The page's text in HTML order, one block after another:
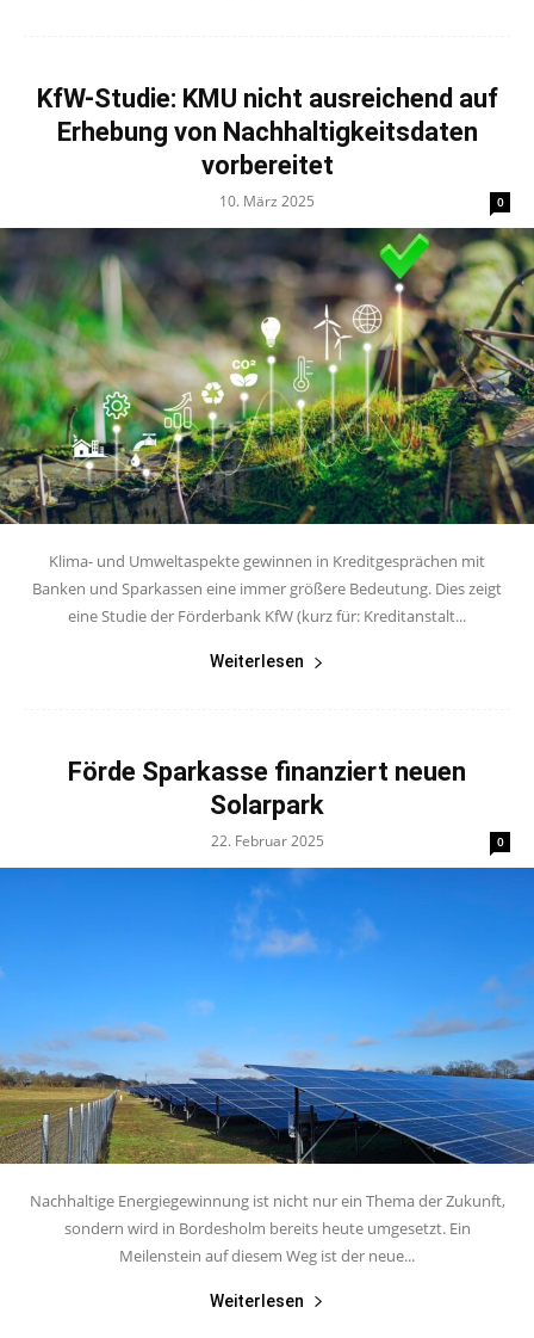
KfW-Studie: KMU nicht ausreichend auf
Erhebung von Nachhaltigkeitsdaten
vorbereitet
10. März 2025 0
Klima- und Umweltaspekte gewinnen in Kreditgesprächen mit
Banken und Sparkassen eine immer größere Bedeutung. Dies zeigt
eine Studie der Förderbank KfW (kurz für: Kreditanstalt...
Weiterlesen
Förde Sparkasse finanziert neuen
Solarpark
22. Februar 2025 0
Nachhaltige Energiegewinnung ist nicht nur ein Thema der Zukunft,
sondern wird in Bordesholm bereits heute umgesetzt. Ein
Meilenstein auf diesem Weg ist der neue...
Weiterlesen